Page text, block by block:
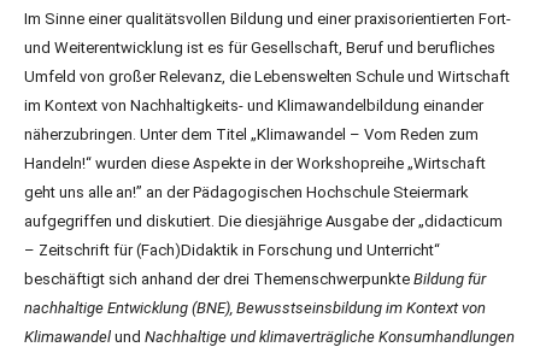
Im Sinne einer qualitätsvollen Bildung und einer praxisorientierten Fort-
und Weiterentwicklung ist es für Gesellschaft, Beruf und berufliches
Umfeld von großer Relevanz, die Lebenswelten Schule und Wirtschaft
im Kontext von Nachhaltigkeits- und Klimawandelbildung einander
näherzubringen. Unter dem Titel „Klimawandel – Vom Reden zum
Handeln!“ wurden diese Aspekte in der Workshopreihe „Wirtschaft
geht uns alle an!” an der Pädagogischen Hochschule Steiermark
aufgegriffen und diskutiert. Die diesjährige Ausgabe der „didacticum
– Zeitschrift für (Fach)Didaktik in Forschung und Unterricht“
beschäftigt sich anhand der drei Themenschwerpunkte Bildung für
nachhaltige Entwicklung (BNE), Bewusstseinsbildung im Kontext von
Klimawandel und Nachhaltige und klimaverträgliche Konsumhandlungen